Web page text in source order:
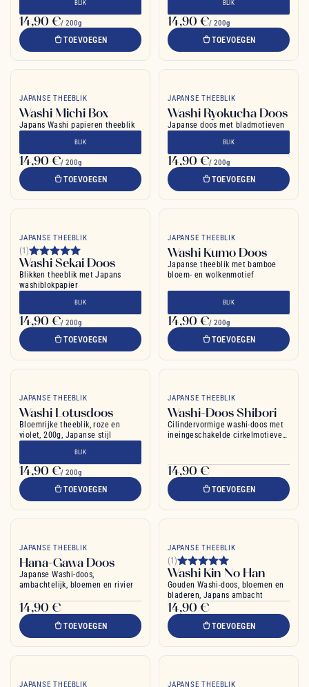
BLIK
14,90 €/ 200g
TOEVOEGEN
BLIK
14,90 €/ 200g
TOEVOEGEN
JAPANSE THEEBLIK
Washi Michi Box
Japans Washi papieren theeblik
BLIK
14,90 €/ 200g
TOEVOEGEN
JAPANSE THEEBLIK
Washi Ryokucha Doos
Japanse doos met bladmotieven
BLIK
14,90 €/ 200g
TOEVOEGEN
JAPANSE THEEBLIK
(1)
Washi Sekai Doos
Blikken theeblik met Japans
washiblokpapier
BLIK
14,90 €/ 200g
TOEVOEGEN
JAPANSE THEEBLIK
Washi Kumo Doos
Japanse theeblik met bamboe
bloem- en wolkenmotief
BLIK
14,90 €/ 200g
TOEVOEGEN
JAPANSE THEEBLIK
Washi Lotusdoos
Bloemrijke theeblik, roze en
violet, 200g, Japanse stijl
BLIK
14,90 €/ 200g
TOEVOEGEN
JAPANSE THEEBLIK
Washi-Doos Shibori
Cilindervormige washi-doos met
ineingeschakelde cirkelmotieven,
14,90 €
TOEVOEGEN
JAPANSE THEEBLIK
Hana-Gawa Doos
Japanse Washi-doos,
ambachtelijk, bloemen en rivier
14,90 €
TOEVOEGEN
JAPANSE THEEBLIK
(1)
Washi Kin No Han
Gouden Washi-doos, bloemen en
bladeren, Japans ambacht
14,90 €
TOEVOEGEN
JAPANSE THEEBLIK JAPANSE THEEBLIK